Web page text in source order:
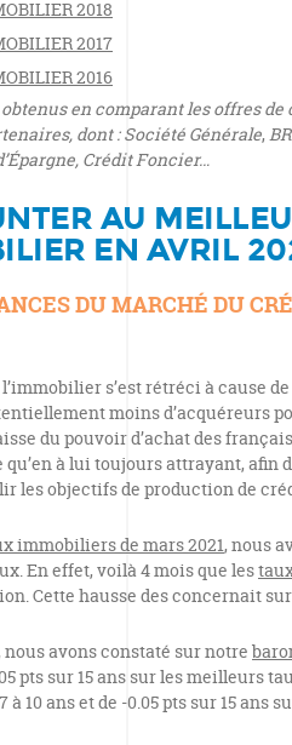
2018
2017
2016
en comparant les offres
dont : Société Générale,
Crédit Foncier…
AU
EN AVRIL
DU MARCHÉ DU
s’est rétréci à cause
moins d’acquéreurs
du pouvoir d’achat des
qu’en à lui toujours attrayant, afin
les objectifs de production de
immobiliers de mars 2021, nous
En effet, voilà 4 mois que les
Cette hausse des concernait
nous avons constaté sur notre
pts sur 15 ans sur les meilleurs
à 10 ans et de -0.05 pts sur 15 ans